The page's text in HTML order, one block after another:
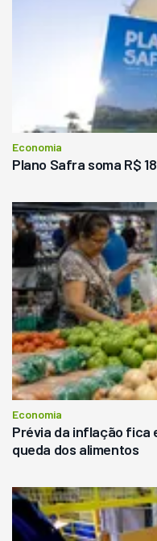
Economia
Plano Safra soma R$
Economia
Prévia da inflação fica
queda dos alimentos